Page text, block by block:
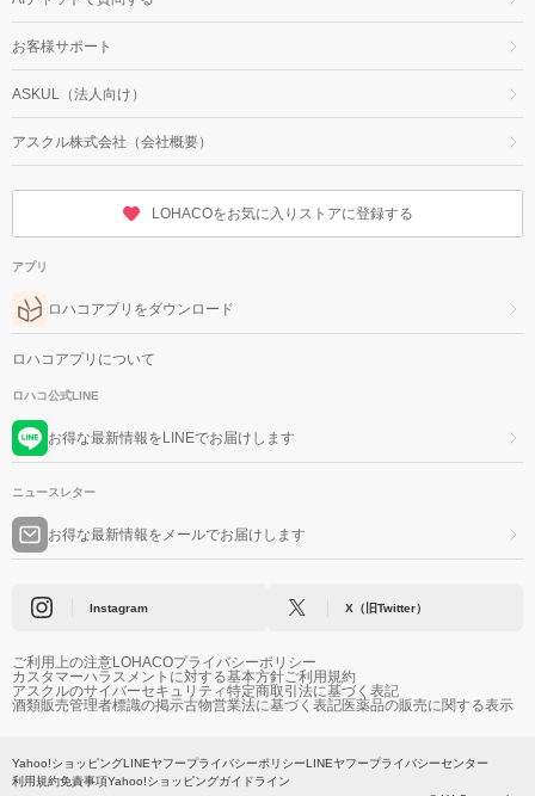
お客様サポート
ASKUL（法人向け）
アスクル株式会社（会社概要）
LOHACOをお気に入りストアに登録する
アプリ
ロハコアプリをダウンロード
ロハコアプリについて
ロハコ公式LINE
お得な最新情報をLINEでお届けします
ニュースレター
お得な最新情報をメールでお届けします
Instagram X（旧Twitter）
ご利用上の注意LOHACOプライバシーポリシー
カスタマーハラスメントに対する基本方針ご利用規約
アスクルのサイバーセキュリティ特定商取引法に基づく表記
酒類販売管理者標識の掲示古物営業法に基づく表記医薬品の販売に関する表示
Yahoo!ショッピングLINEヤフープライバシーポリシーLINEヤフープライバシーセンター
利用規約免責事項Yahoo!ショッピングガイドライン